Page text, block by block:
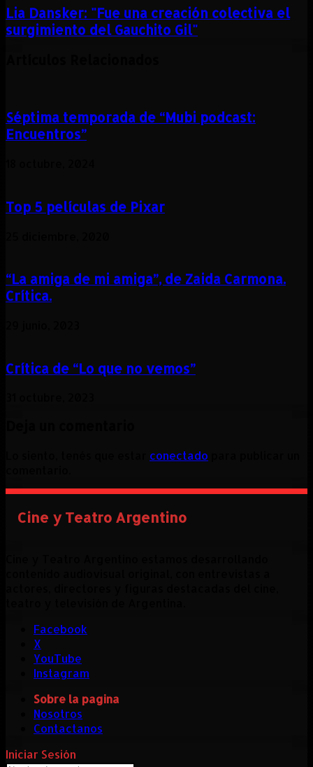
Lia Dansker: "Fue una creación colectiva el
surgimiento del Gauchito Gil"
Séptima temporada de “Mubi podcast:
Encuentros”
Top 5 películas de Pixar
“La amiga de mi amiga”, de Zaida Carmona.
Crítica.
Crítica de “Lo que no vemos”
conectado
Cine y Teatro Argentino
Facebook
X
YouTube
Instagram
Sobre la pagina
Nosotros
Contactanos
Iniciar Sesión